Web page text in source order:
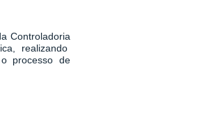
Controladoria
realizando
processo de